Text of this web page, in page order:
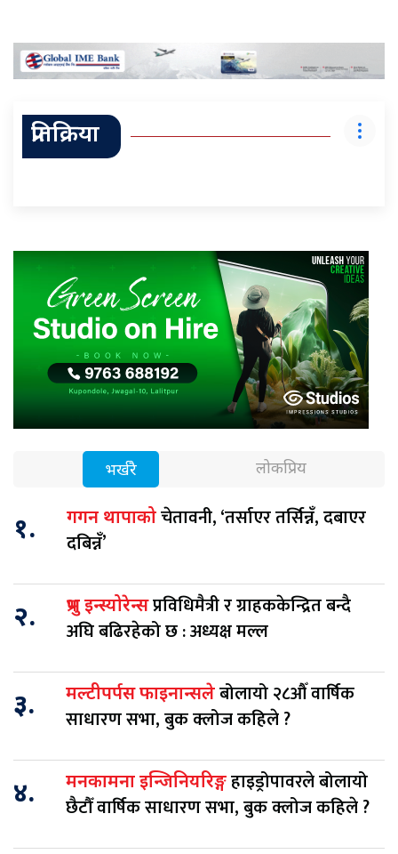
प्रतिक्रिया
भर्खरै लोकप्रिय
१. गगन थापाकोचेतावनी, ‘तर्साएर तर्सिन्नँ, दबाएर
दबिन्नँ’
२. प्रभु इन्स्योरेन्सप्रविधिमैत्री र ग्राहककेन्द्रित बन्दै
अघि बढिरहेको छ : अध्यक्ष मल्ल
३. मल्टीपर्पस फाइनान्सलेबोलायो २८औँ वार्षिक
साधारण सभा, बुक क्लोज कहिले ?
४. मनकामना इन्जिनियरिङ्गहाइड्रोपावरले बोलायो
छैटौँ वार्षिक साधारण सभा, बुक क्लोज कहिले ?